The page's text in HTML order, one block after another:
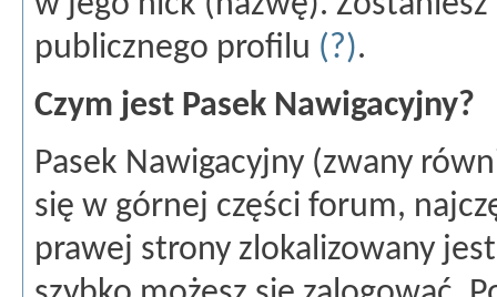
publicznego profilu (?).
Czym jest Pasek Nawigacyjny?
Pasek Nawigacyjny (zwany
się w górnej części forum,
prawej strony zlokalizowany